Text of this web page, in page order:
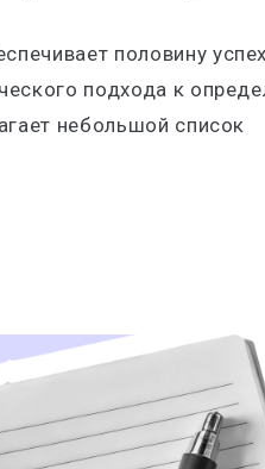
половину
подхода к
небольшой список